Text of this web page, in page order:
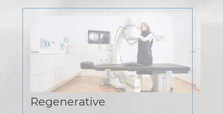
Regenerative